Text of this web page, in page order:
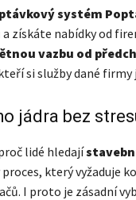
systém
a získáte nabídky od
vazbu od
si služby dané firmy
jádra bez
lidé hledají
proces, který vyžaduje
I proto je zásadní